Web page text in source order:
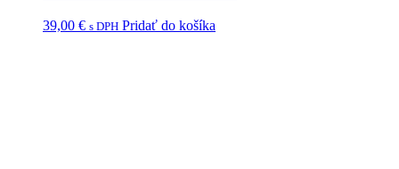
39,00 € s DPH Pridať do košíka